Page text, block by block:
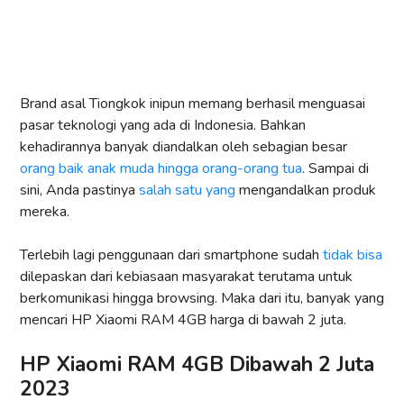
Brand asal Tiongkok inipun memang berhasil menguasai
pasar teknologi yang ada di Indonesia. Bahkan
kehadirannya banyak diandalkan oleh sebagian besar
orang baik anak muda hingga orang-orang tua. Sampai di
sini, Anda pastinya salah satu yang mengandalkan produk
mereka.
Terlebih lagi penggunaan dari smartphone sudah tidak bisa
dilepaskan dari kebiasaan masyarakat terutama untuk
berkomunikasi hingga browsing. Maka dari itu, banyak yang
mencari HP Xiaomi RAM 4GB harga di bawah 2 juta.
HP Xiaomi RAM 4GB Dibawah 2 Juta
2023